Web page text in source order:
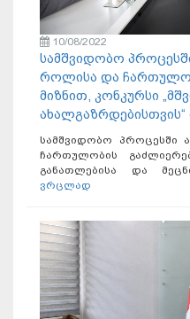
10/08/2022
სამშვიდობო
როლისა და
მიზნით, კონკურსი
ახალგაზრდებისთვის“
სამშვიდობო პროცესში
ჩართულობის
განათლებისა და
ვრცლად